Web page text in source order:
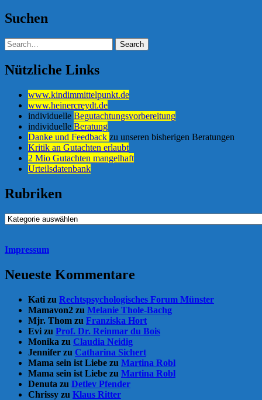
Suchen
Nützliche Links
www.kindimmittelpunkt.de
www.heinercreydt.de
individuelle Begutachtungsvorbereitung
individuelle Beratung
Danke und Feedback zu unseren bisherigen Beratungen
Kritik an Gutachten erlaubt
2 Mio Gutachten mangelhaft
Urteilsdatenbank
Rubriken
Rubriken
Impressum
Neueste Kommentare
Kati zu Rechtspsychologisches Forum Münster
Mamavon2 zu Melanie Thole-Bachg
Mjr. Thom zu Franziska Hort
Evi zu Prof. Dr. Reinmar du Bois
Monika zu Claudia Neidig
Jennifer zu Catharina Sichert
Mama sein ist Liebe zu Martina Robl
Mama sein ist Liebe zu Martina Robl
Denuta zu Detlev Pfender
Chrissy zu Klaus Ritter